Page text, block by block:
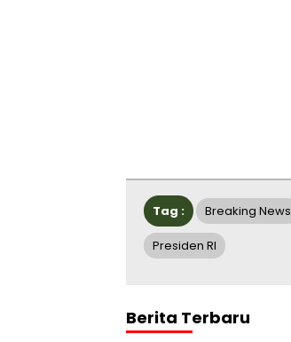
Tag : Breaking News
Presiden RI
Berita Terbaru